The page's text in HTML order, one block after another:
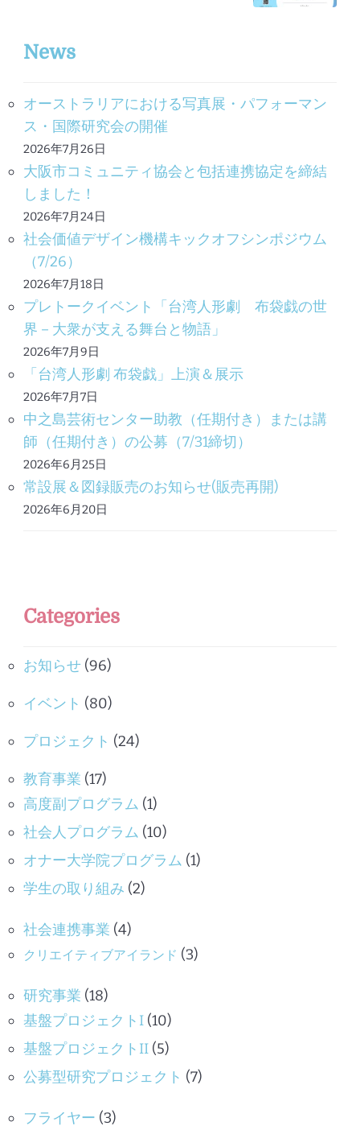
News
オーストラリアにおける写真展・パフォーマン
ス・国際研究会の開催
2026年7月26日
大阪市コミュニティ協会と包括連携協定を締結
しました！
2026年7月24日
社会価値デザイン機構キックオフシンポジウム
（7/26）
2026年7月18日
プレトークイベント「台湾人形劇 布袋戯の世
界－大衆が支える舞台と物語」
2026年7月9日
「台湾人形劇 布袋戯」上演＆展示
2026年7月7日
中之島芸術センター助教（任期付き）または講
師（任期付き）の公募（7/31締切）
2026年6月25日
常設展＆図録販売のお知らせ(販売再開)
2026年6月20日
Categories
お知らせ (96)
イベント (80)
プロジェクト (24)
教育事業 (17)
高度副プログラム (1)
社会人プログラム (10)
オナー大学院プログラム (1)
学生の取り組み (2)
社会連携事業 (4)
クリエイティブアイランド (3)
研究事業 (18)
基盤プロジェクトI (10)
基盤プロジェクトII (5)
公募型研究プロジェクト (7)
フライヤー (3)